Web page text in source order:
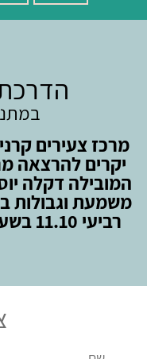
מרכז צעירים
יקרים להרצאה
המובילה דקלה
משמעת וגבולות
רביעי 11.10 בשעה 20:00 באולם המתנ"ס